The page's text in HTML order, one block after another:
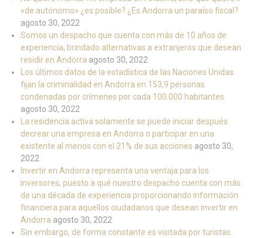
«de autónomo» ¿es posible? ¿Es Andorra un paraíso fiscal?
agosto 30, 2022
Somos un despacho que cuenta con más de 10 años de
experiencia, brindado alternativas a extranjeros que desean
residir en Andorra agosto 30, 2022
Los últimos datos de la estadística de las Naciones Unidas
fijan la criminalidad en Andorra en 153,9 personas
condenadas por crímenes por cada 100.000 habitantes
agosto 30, 2022
La residencia activa solamente se puede iniciar después
decrear una empresa en Andorra o participar en una
existente al menos con el 21% de sus acciones agosto 30,
2022
Invertir en Andorra representa una ventaja para los
inversores, puesto a qué nuestro despacho cuenta con más
de una década de experiencia proporcionando información
financiera para aquellos ciudadanos que desean invertir en
Andorra agosto 30, 2022
Sin embargo, de forma constante es visitada por turistas.